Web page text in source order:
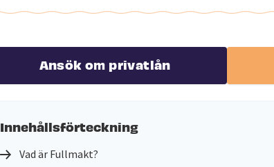
Ansök om privatlån
Innehållsförteckning
Vad är Fullmakt?